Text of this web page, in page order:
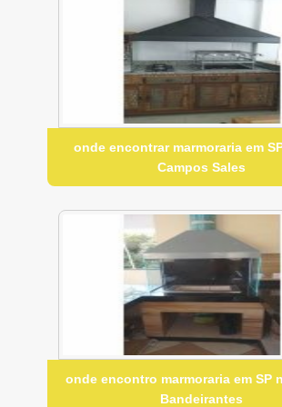
onde encontrar marmoraria em
Campos Sales
onde encontro marmoraria em SP
Bandeirantes